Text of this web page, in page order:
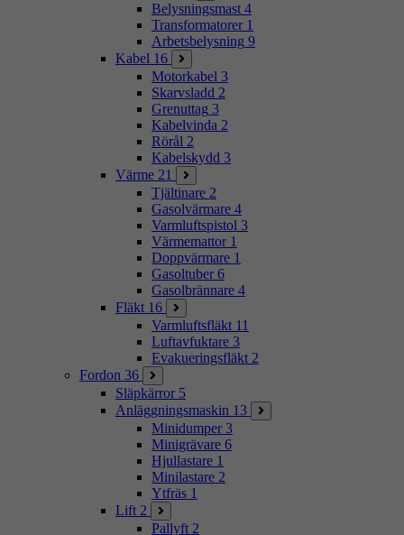
Belysningsmast 4
Transformatorer 1
Arbetsbelysning 9
Kabel 16
Motorkabel 3
Skarvsladd 2
Grenuttag 3
Kabelvinda 2
Rörål 2
Kabelskydd 3
Värme 21
Tjältinare 2
Gasolvärmare 4
Varmluftspistol 3
Värmemattor 1
Doppvärmare 1
Gasoltuber 6
Gasolbrännare 4
Fläkt 16
Varmluftsfläkt 11
Luftavfuktare 3
Evakueringsfläkt 2
Fordon 36
Släpkärror 5
Anläggningsmaskin 13
Minidumper 3
Minigrävare 6
Hjullastare 1
Minilastare 2
Ytfräs 1
Lift 2
Pallyft 2